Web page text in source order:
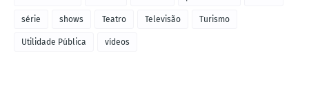
série shows Teatro Televisão Turismo
Utilidade Pública vídeos